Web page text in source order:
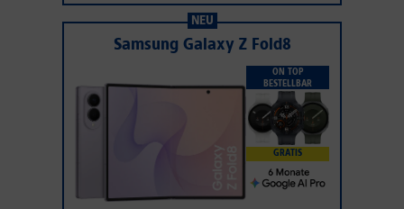
NEU
Samsung Galaxy Z Fold8
ON TOP
BESTELLBAR
GRATIS